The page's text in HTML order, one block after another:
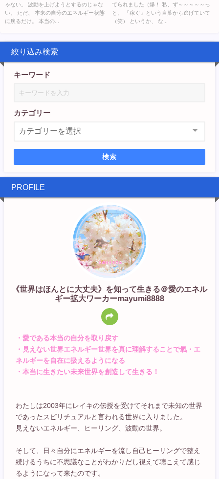
ゃない。 波動を上げようとするのじゃな
い。 ただ、 本来の自分のエネルギー状態
に戻るだけ。 本当の...
てられました（爆！ 私、ず～～～～～っ
と、 『稼ぐ』という言葉から逃げていて
（笑） というか、 な...
絞り込み検索
キーワード
カテゴリー
検索
PROFILE
《世界はほんとに大丈夫》を知って生きる＠愛のエネル
ギー拡大ワーカーmayumi8888
・愛である本当の自分を取り戻す
・見えない世界エネルギー世界を真に理解することで氣・エ
ネルギーを自在に扱えるようになる
・本当に生きたい未来世界を創造して生きる！
わたしは2003年にレイキの伝授を受けてそれまで未知の世界
であったスピリチュアルと言われる世界に入りました。
見えないエネルギー、ヒーリング、波動の世界。
そして、日々自分にエネルギーを流し自己ヒーリングで整え
続けるうちに不思議なことがわかりだし視えて聴こえて感じ
るようになって来たのです。